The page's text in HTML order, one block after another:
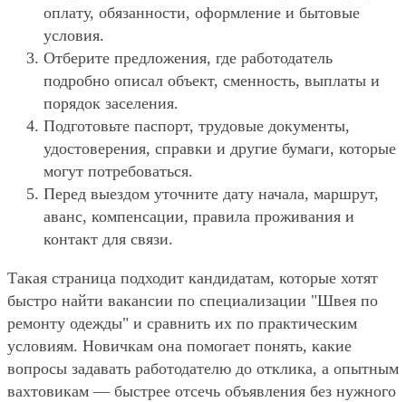
оплату, обязанности, оформление и бытовые
условия.
Отберите предложения, где работодатель
подробно описал объект, сменность, выплаты и
порядок заселения.
Подготовьте паспорт, трудовые документы,
удостоверения, справки и другие бумаги, которые
могут потребоваться.
Перед выездом уточните дату начала, маршрут,
аванс, компенсации, правила проживания и
контакт для связи.
Такая страница подходит кандидатам, которые хотят
быстро найти вакансии по специализации "Швея по
ремонту одежды" и сравнить их по практическим
условиям. Новичкам она помогает понять, какие
вопросы задавать работодателю до отклика, а опытным
вахтовикам — быстрее отсечь объявления без нужного